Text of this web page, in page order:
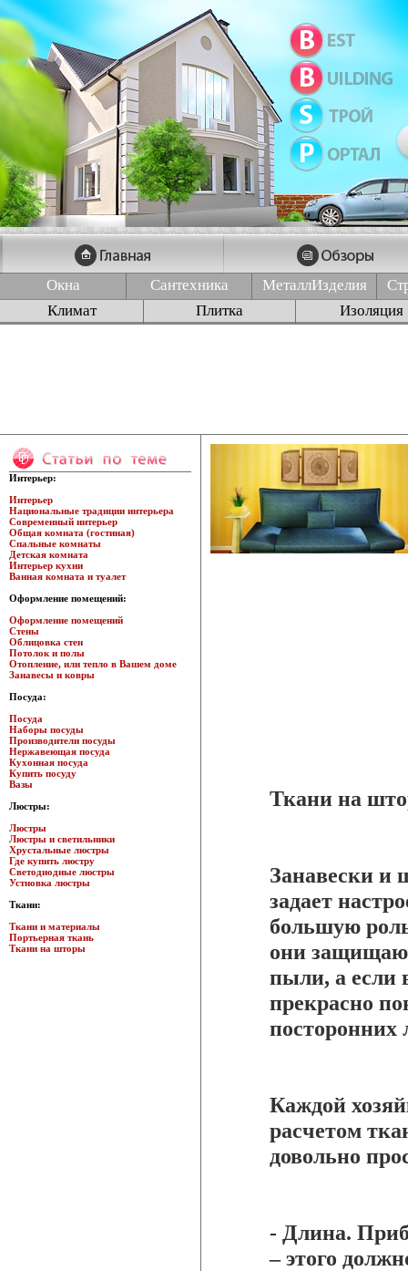
Окна Сантехника МеталлИзделия
Климат
Плитка Изоляция
Интерьер:
Интерьер
Национальные традиции интерьера
Современный интерьер
Общая комната (гостиная)
Спальные комнаты
Детская комната
Интерьер кухни
Ванная комната и туалет
Оформление помещений:
Оформление помещений
Стены
Облицовка стен
Потолок и полы
Отопление, или тепло в Вашем доме
Занавесы и ковры
Посуда:
Посуда
Наборы посуды
Производители посуды
Нержавеющая посуда
Кухонная посуда
Купить посуду
Вазы
Люстры:
Люстры
Люстры и светильники
Хрустальные люстры
Где купить люстру
Светодиодные люстры
Устновка люстры
Ткани:
Ткани и материалы
Портьерная ткань
Ткани на шторы
Ткани на
Занавески и
задает
большую
они
пыли, а если
прекрасно
посторонних
Каждой
расчетом
довольно
- Длина.
– этого